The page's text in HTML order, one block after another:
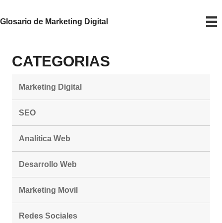
Glosario de Marketing Digital
CATEGORIAS
Marketing Digital
SEO
Analítica Web
Desarrollo Web
Marketing Movil
Redes Sociales